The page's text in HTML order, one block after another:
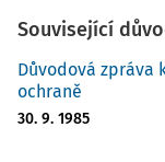
Související
Důvodová zpráva
ochraně
30. 9. 1985